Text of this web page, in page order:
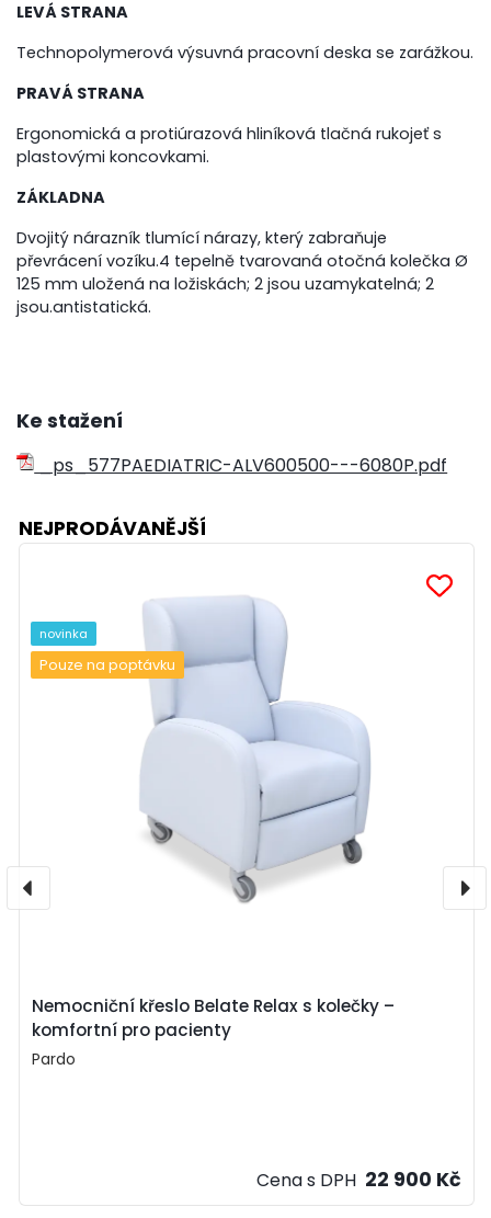
LEVÁ STRANA
Technopolymerová výsuvná pracovní deska se zarážkou.
PRAVÁ STRANA
Ergonomická a protiúrazová hliníková tlačná rukojeť s
plastovými koncovkami.
ZÁKLADNA
Dvojitý nárazník tlumící nárazy, který zabraňuje
převrácení vozíku.4 tepelně tvarovaná otočná kolečka Ø
125 mm uložená na ložiskách; 2 jsou uzamykatelná; 2
jsou.antistatická.
Ke stažení
_ps_577PAEDIATRIC-ALV600500---6080P.pdf
NEJPRODÁVANĚJŠÍ
Nemocniční křeslo Belate Relax s kolečky –
komfortní pro pacienty
Pardo
22 900 Kč
novinka